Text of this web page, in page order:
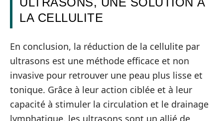
LA CELLULITE
En conclusion, la réduction de la cellulite par
ultrasons est une méthode efficace et non
invasive pour retrouver une peau plus lisse et
tonique. Grâce à leur action ciblée et à leur
capacité à stimuler la circulation et le drainage